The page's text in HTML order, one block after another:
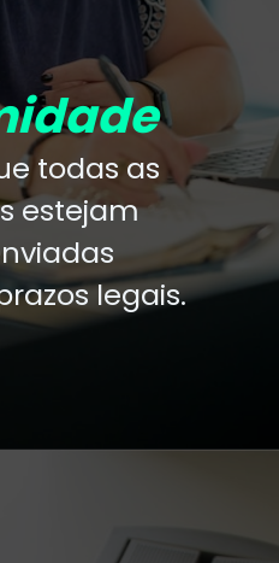
todas as
estejam
legais.